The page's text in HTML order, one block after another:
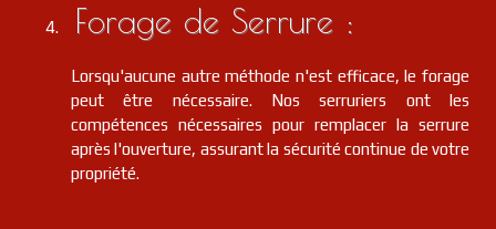
Forage de Serrure :
Lorsqu'aucune autre méthode n'est efficace, le forage
peut être nécessaire. Nos serruriers ont les
compétences nécessaires pour remplacer la serrure
après l'ouverture, assurant la sécurité continue de votre
propriété.